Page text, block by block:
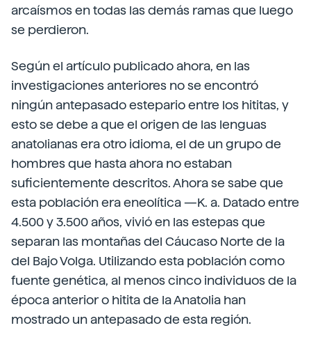
arcaísmos en todas las demás ramas que luego
se perdieron.
Según el artículo publicado ahora, en las
investigaciones anteriores no se encontró
ningún antepasado estepario entre los hititas, y
esto se debe a que el origen de las lenguas
anatolianas era otro idioma, el de un grupo de
hombres que hasta ahora no estaban
suficientemente descritos. Ahora se sabe que
esta población era eneolítica —K. a. Datado entre
4.500 y 3.500 años, vivió en las estepas que
separan las montañas del Cáucaso Norte de la
del Bajo Volga. Utilizando esta población como
fuente genética, al menos cinco individuos de la
época anterior o hitita de la Anatolia han
mostrado un antepasado de esta región.